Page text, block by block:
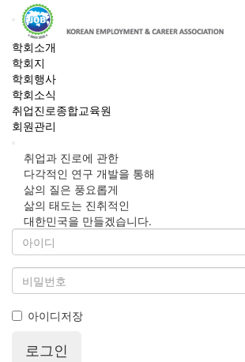
학회소개
학회지
학회행사
학회소식
취업진로종합교육원
회원관리
취업과 진로에 관한
다각적인 연구 개발을 통해
삶의 질은 풍요롭게
삶의 태도는 진취적인
대한민국을 만들겠습니다.
아이디저장